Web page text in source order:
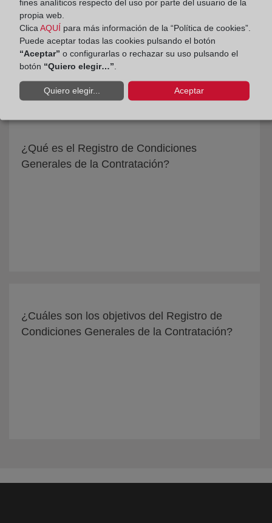
Depósito puede accederse de forma directa y
segura al modelo depositado.
Preguntas Frecuentes
¿Qué es el Registro de Condiciones
Generales de la Contratación?
¿Cuáles son los objetivos del Registro de
Condiciones Generales de la Contratación?
fines analíticos respecto del uso por parte del usuario de la
propia web.
Clica AQUÍ para más información de la “Política de cookies”.
Puede aceptar todas las cookies pulsando el botón
“Aceptar” o configurarlas o rechazar su uso pulsando el
botón “Quiero elegir…”
Quiero elegir... Aceptar